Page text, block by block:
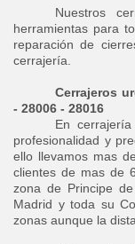
Nuestros
herramientas para
reparación de
cerrajería.
Cerrajeros
- 28006 - 28016
En
profesionalidad y
ello llevamos mas
clientes de mas de
zona de Principe
Madrid y toda su
zonas aunque la